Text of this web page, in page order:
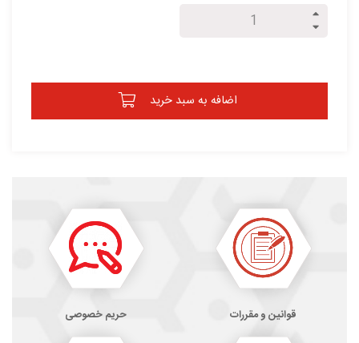
اضافه به سبد خرید
قوانین و مقررات حریم خصوصی